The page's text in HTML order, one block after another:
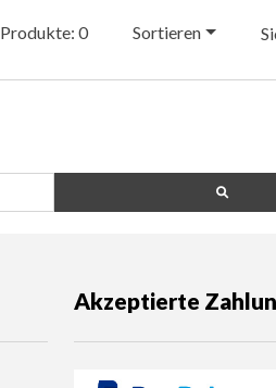
Produkte: 0 Sortieren
Akzeptierte